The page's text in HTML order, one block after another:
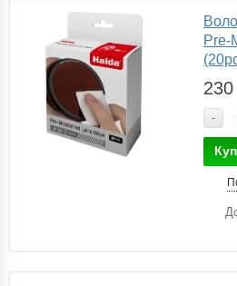
Pre-
230
-